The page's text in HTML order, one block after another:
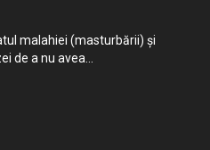
malahiei (masturbării) şi
de a nu avea...